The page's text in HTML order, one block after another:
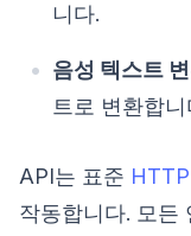
니다.
음성 텍스트
트로 변환합니
API는 표준 HTTP
작동합니다. 모든